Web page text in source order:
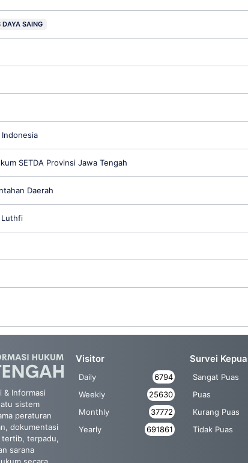
DAYA SAING
Indonesia
SETDA Provinsi Jawa Tengah
Daerah
Luthfi
& Informasi
sistem
peraturan
dokumentasi
tertib, terpadu,
sarana
Visitor
Daily
6794
Weekly
25630
Monthly
37772
Yearly
691861
Survei
Sangat Puas
Puas
Kurang Puas
Tidak Puas